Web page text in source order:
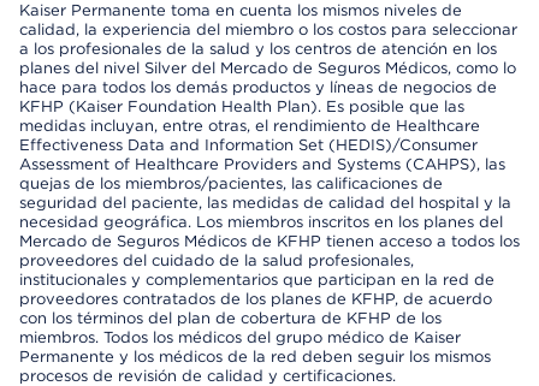
Kaiser Permanente toma en cuenta los mismos niveles de
calidad, la experiencia del miembro o los costos para seleccionar
a los profesionales de la salud y los centros de atención en los
planes del nivel Silver del Mercado de Seguros Médicos, como lo
hace para todos los demás productos y líneas de negocios de
KFHP (Kaiser Foundation Health Plan). Es posible que las
medidas incluyan, entre otras, el rendimiento de Healthcare
Effectiveness Data and Information Set (HEDIS)/Consumer
Assessment of Healthcare Providers and Systems (CAHPS), las
quejas de los miembros/pacientes, las calificaciones de
seguridad del paciente, las medidas de calidad del hospital y la
necesidad geográfica. Los miembros inscritos en los planes del
Mercado de Seguros Médicos de KFHP tienen acceso a todos los
proveedores del cuidado de la salud profesionales,
institucionales y complementarios que participan en la red de
proveedores contratados de los planes de KFHP, de acuerdo
con los términos del plan de cobertura de KFHP de los
miembros. Todos los médicos del grupo médico de Kaiser
Permanente y los médicos de la red deben seguir los mismos
procesos de revisión de calidad y certificaciones.